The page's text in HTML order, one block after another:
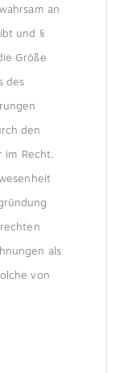
an
und §
Größe
des
den
im Recht.
als
von